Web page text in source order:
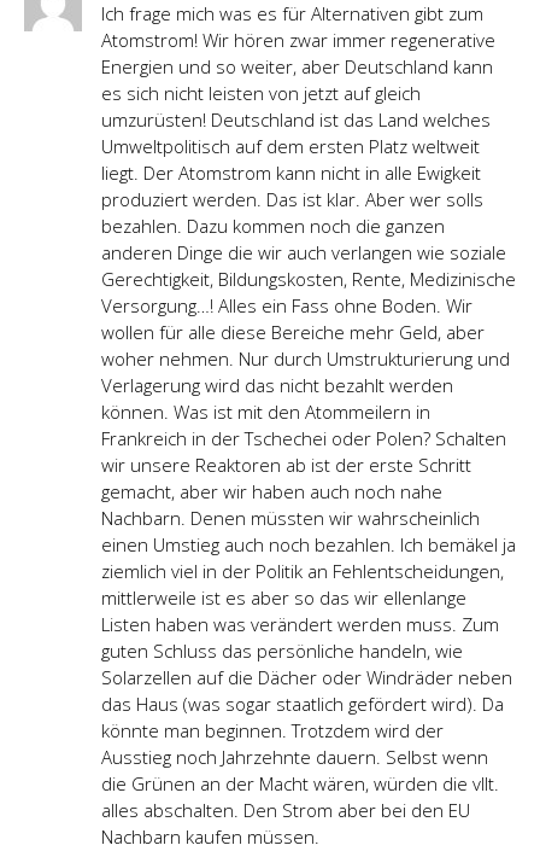
Ich frage mich was es für Alternativen gibt zum
Atomstrom! Wir hören zwar immer regenerative
Energien und so weiter, aber Deutschland kann
es sich nicht leisten von jetzt auf gleich
umzurüsten! Deutschland ist das Land welches
Umweltpolitisch auf dem ersten Platz weltweit
liegt. Der Atomstrom kann nicht in alle Ewigkeit
produziert werden. Das ist klar. Aber wer solls
bezahlen. Dazu kommen noch die ganzen
anderen Dinge die wir auch verlangen wie soziale
Gerechtigkeit, Bildungskosten, Rente, Medizinische
Versorgung…! Alles ein Fass ohne Boden. Wir
wollen für alle diese Bereiche mehr Geld, aber
woher nehmen. Nur durch Umstrukturierung und
Verlagerung wird das nicht bezahlt werden
können. Was ist mit den Atommeilern in
Frankreich in der Tschechei oder Polen? Schalten
wir unsere Reaktoren ab ist der erste Schritt
gemacht, aber wir haben auch noch nahe
Nachbarn. Denen müssten wir wahrscheinlich
einen Umstieg auch noch bezahlen. Ich bemäkel ja
ziemlich viel in der Politik an Fehlentscheidungen,
mittlerweile ist es aber so das wir ellenlange
Listen haben was verändert werden muss. Zum
guten Schluss das persönliche handeln, wie
Solarzellen auf die Dächer oder Windräder neben
das Haus (was sogar staatlich gefördert wird). Da
könnte man beginnen. Trotzdem wird der
Ausstieg noch Jahrzehnte dauern. Selbst wenn
die Grünen an der Macht wären, würden die vllt.
alles abschalten. Den Strom aber bei den EU
Nachbarn kaufen müssen.